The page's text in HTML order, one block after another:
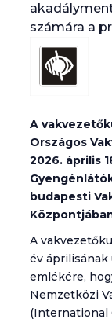
számára a
A
Országos
2026. április
budapesti
A
év áprilisának
emlékére,
Nemzetközi
(International